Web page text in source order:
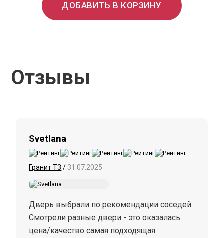
ДОБАВИТЬ В КОРЗИНУ
Отзывы
Svetlana
Гранит Т3 / 31.07.2025
Дверь выбрали по рекомендации соседей.
Смотрели разные двери - это оказалась
цена/качество самая подходящая.